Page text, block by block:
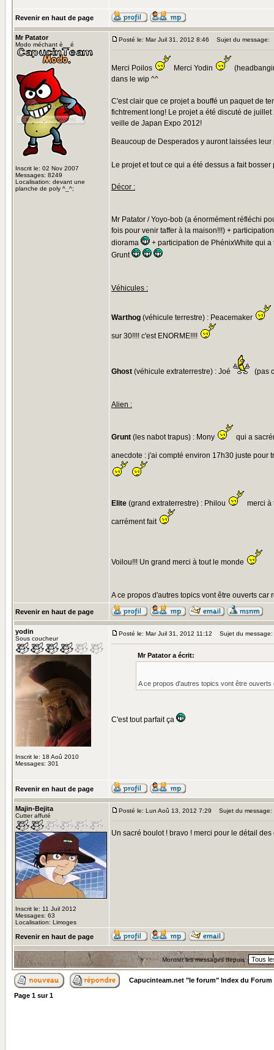
Revenir en haut de page
Mr Patator
Modo méchant è__é
Inscrit le: 02 Nov 2007
Messages: 8249
Localisation: devant une
planche de poly ^_^;
Posté le: Mar Juil 31, 2012 8:46 Sujet du message:
Merci Poilos Merci Yodin
dans le wip ^^
C'est clair que ce projet a bouffé un paquet de
fichtrement long! Le projet a été discuté de
veille de Japan Expo 2012!
Beaucoup de Desperados y auront laissées
Le projet et tout ce qui a été dessus a fait
Décor :
Mr Patator / Yoyo-bob (a énormément réfléchi
fois pour venir taffer à la maison!!!) +
diorama
+ participation de PhénixWhite qui
Grunt
Véhicules :
Warthog (véhicule terrestre) : Peacemaker
sur 30!!!! c'est ENORME!!!!
Ghost (véhicule extraterrestre) : Joé (pas
Alien :
Grunt (les nabot trapus) : Mony qui a
anecdote : j'ai compté environ 17h30 juste pour
Elite (grand extraterrestre) : Philou merci à
carrément fait
Voilou!!! Un grand merci à tout le monde
A ce propos d'autres topics vont être ouverts car
Revenir en haut de page
yodin
Sous coucheur
Inscrit le: 18 Aoû 2010
Messages: 301
Posté le: Mar Juil 31, 2012 11:12 Sujet du message:
Mr Patator a écrit:
A ce propos d'autres topics vont être
C'est tout parfait ça
Revenir en haut de page
Majin-Bejita
Cutter affuté
Inscrit le: 11 Juil 2012
Messages: 63
Localisation: Limoges
Posté le: Lun Aoû 13, 2012 7:29 Sujet du message:
Un sacré boulot ! bravo ! merci pour le détail
Revenir en haut de page
Montrer les messages depuis:
Capucinteam.net "le forum" Index du Forum
Page 1 sur1